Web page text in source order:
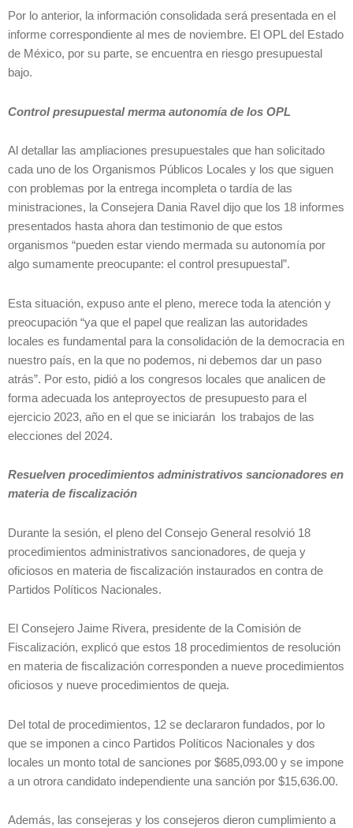
Por lo anterior, la información consolidada será presentada en el
informe correspondiente al mes de noviembre. El OPL del Estado
de México, por su parte, se encuentra en riesgo presupuestal
bajo.
Control presupuestal merma autonomía de los OPL
Al detallar las ampliaciones presupuestales que han solicitado
cada uno de los Organismos Públicos Locales y los que siguen
con problemas por la entrega incompleta o tardía de las
ministraciones, la Consejera Dania Ravel dijo que los 18 informes
presentados hasta ahora dan testimonio de que estos
organismos “pueden estar viendo mermada su autonomía por
algo sumamente preocupante: el control presupuestal”.
Esta situación, expuso ante el pleno, merece toda la atención y
preocupación “ya que el papel que realizan las autoridades
locales es fundamental para la consolidación de la democracia en
nuestro país, en la que no podemos, ni debemos dar un paso
atrás”. Por esto, pidió a los congresos locales que analicen de
forma adecuada los anteproyectos de presupuesto para el
ejercicio 2023, año en el que se iniciarán los trabajos de las
elecciones del 2024.
Resuelven procedimientos administrativos sancionadores en
materia de fiscalización
Durante la sesión, el pleno del Consejo General resolvió 18
procedimientos administrativos sancionadores, de queja y
oficiosos en materia de fiscalización instaurados en contra de
Partidos Políticos Nacionales.
El Consejero Jaime Rivera, presidente de la Comisión de
Fiscalización, explicó que estos 18 procedimientos de resolución
en materia de fiscalización corresponden a nueve procedimientos
oficiosos y nueve procedimientos de queja.
Del total de procedimientos, 12 se declararon fundados, por lo
que se imponen a cinco Partidos Políticos Nacionales y dos
locales un monto total de sanciones por $685,093.00 y se impone
a un otrora candidato independiente una sanción por $15,636.00.
Además, las consejeras y los consejeros dieron cumplimiento a